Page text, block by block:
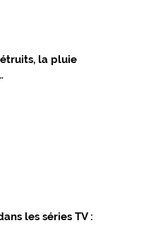
la pluie
les séries TV :